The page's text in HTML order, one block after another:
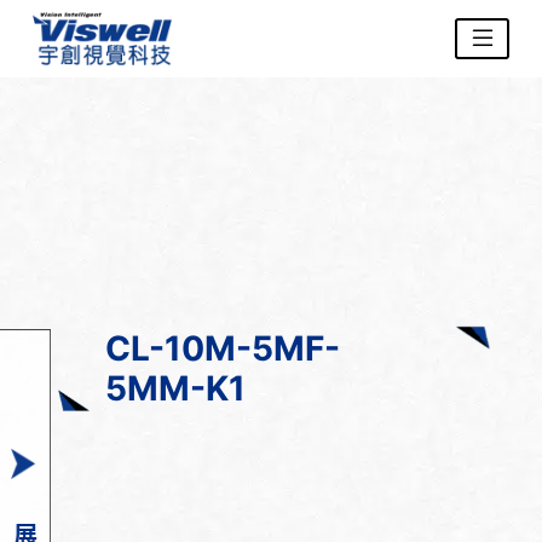
CL-10M-5MF-
5MM-K1